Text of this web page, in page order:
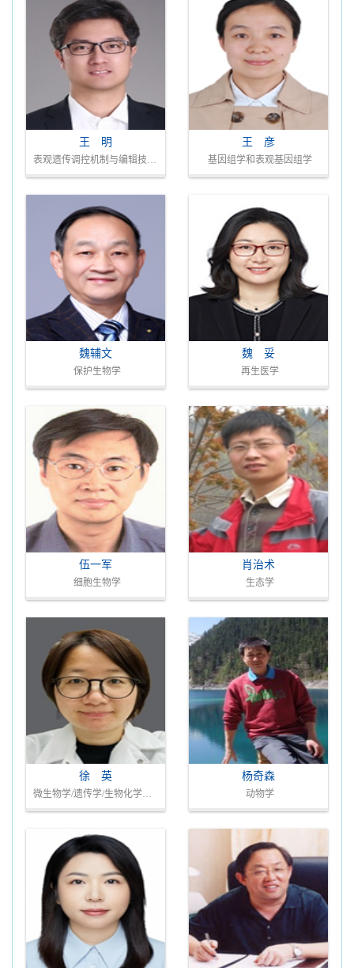
王 明
表观遗传调控机制与编辑技术/植物保护学
王 彦
基因组学和表观基因组学
魏辅文
保护生物学
魏 妥
再生医学
伍一军
细胞生物学
肖治术
生态学
徐 英
微生物学/遗传学/生物化学与分子生物学
杨奇森
动物学